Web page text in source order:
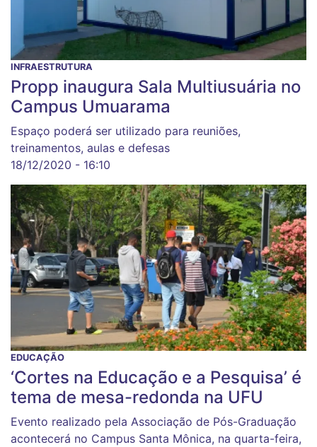
INFRAESTRUTURA
Propp inaugura Sala Multiusuária no
Campus Umuarama
Espaço poderá ser utilizado para reuniões,
treinamentos, aulas e defesas
18/12/2020 - 16:10
EDUCAÇÃO
‘Cortes na Educação e a Pesquisa’ é
tema de mesa-redonda na UFU
Evento realizado pela Associação de Pós-Graduação
acontecerá no Campus Santa Mônica, na quarta-feira,